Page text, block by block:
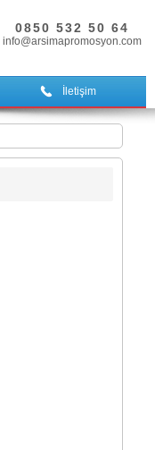
0850 532 50 64
info@arsimapromosyon.com
İletişim